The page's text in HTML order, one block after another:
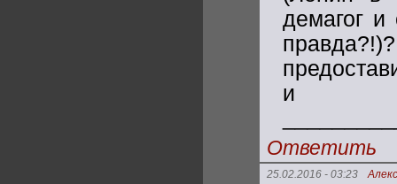
демагог и
и
Ответить
25.02.2016 - 03:23